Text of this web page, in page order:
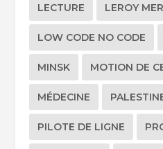
LECTURE LEROY
LOW CODE NO CODE
MINSK MOTION DE
MÉDECINE
PILOTE DE LIGNE